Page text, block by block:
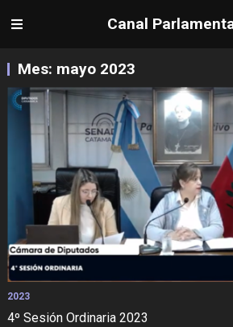
Canal
Mes: mayo 2023
2023
4º Sesión Ordinaria 2023